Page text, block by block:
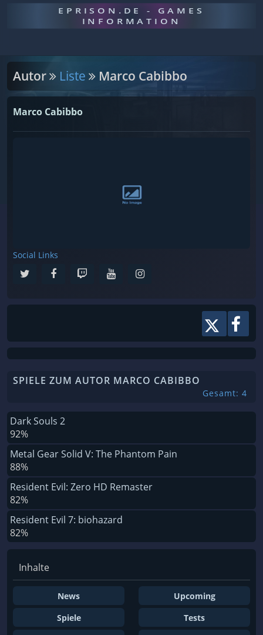
EPRISON.DE - GAMES
INFORMATION
Autor Liste Marco Cabibbo
Marco Cabibbo
Social Links
SPIELE ZUM AUTOR MARCO CABIBBO
Gesamt: 4
Dark Souls 2
92%
Metal Gear Solid V: The Phantom Pain
88%
Resident Evil: Zero HD Remaster
82%
Resident Evil 7: biohazard
82%
Inhalte
News
Upcoming
Spiele
Tests